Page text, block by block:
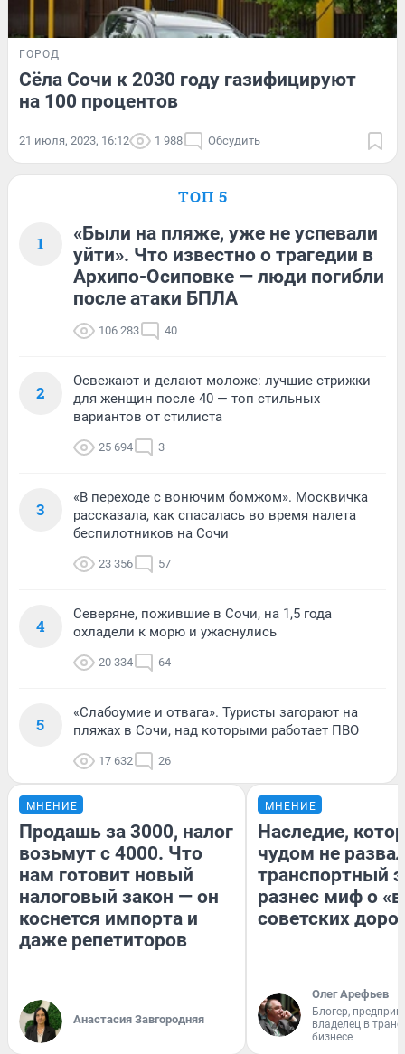
ГОРОД
Сёла Сочи к 2030 году газифицируют
на 100 процентов
21 июля, 2023, 16:12 1 988 Обсудить
ТОП 5
1
«Были на пляже, уже не успевали
уйти». Что известно о трагедии в
Архипо-Осиповке — люди погибли
после атаки БПЛА
106 283 40
2
Освежают и делают моложе: лучшие стрижки
для женщин после 40 — топ стильных
вариантов от стилиста
25 694 3
3
«В переходе с вонючим бомжом». Москвичка
рассказала, как спасалась во время налета
беспилотников на Сочи
23 356 57
4
Северяне, пожившие в Сочи, на 1,5 года
охладели к морю и ужаснулись
20 334 64
5
«Слабоумие и отвага». Туристы загорают на
пляжах в Сочи, над которыми работает ПВО
17 632 26
МНЕНИЕ
Продашь за 3000, налог
возьмут с 4000. Что
нам готовит новый
налоговый закон — он
коснется импорта и
даже репетиторов
Анастасия Завгородняя
МНЕНИЕ
Наследие,
чудом не
транспортный
разнес миф о
советских
Олег Арефьев
Блогер,
владелец в
бизнесе